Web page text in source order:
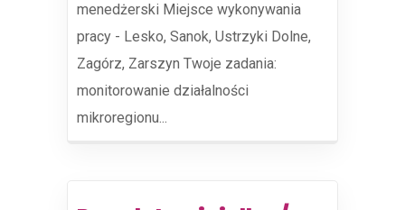
menedżerski Miejsce wykonywania
pracy - Lesko, Sanok, Ustrzyki Dolne,
Zagórz, Zarszyn​ Twoje zadania:
monitorowanie działalności
mikroregionu...